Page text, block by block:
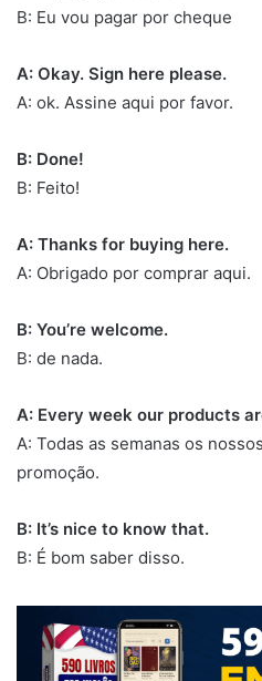
B: Eu vou pagar por cheque
A: Okay. Sign here please.
A: ok. Assine aqui por favor.
B: Done!
B: Feito!
A: Thanks for buying here.
A: Obrigado por comprar aqui.
B: You’re welcome.
B: de nada.
A: Every week our products
A: Todas as semanas os
promoção.
B: It’s nice to know that.
B: É bom saber disso.